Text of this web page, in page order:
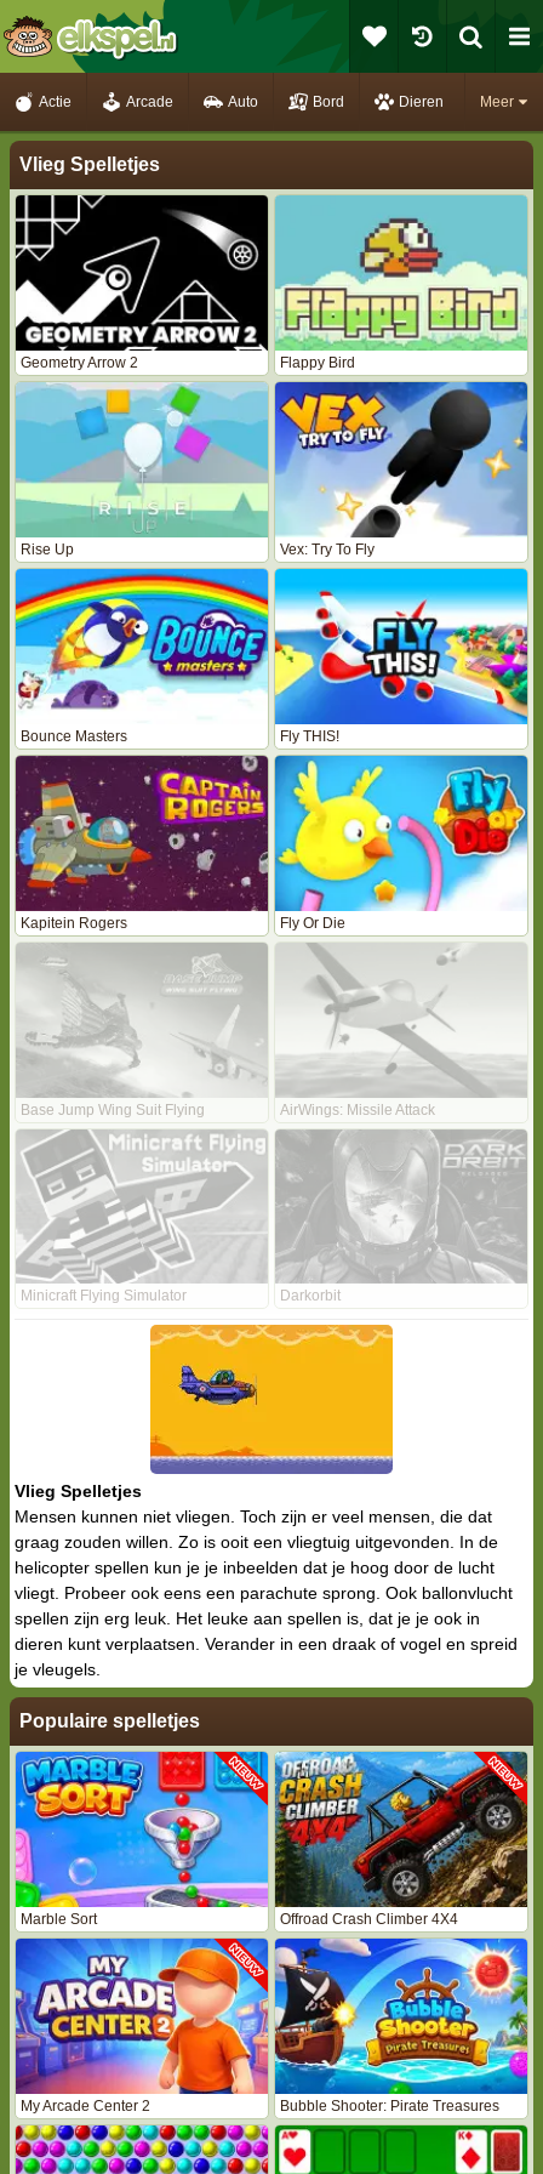
Meer
Actie Arcade Auto Bord Dieren
Vlieg Spelletjes
Geometry Arrow 2 Flappy Bird
Rise Up Vex: Try To Fly
Bounce Masters Fly THIS!
Kapitein Rogers Fly Or Die
Base Jump Wing Suit Flying AirWings: Missile Attack
Minicraft Flying Simulator Darkorbit
Vlieg Spelletjes
Mensen kunnen niet vliegen. Toch zijn er veel mensen, die dat
graag zouden willen. Zo is ooit een vliegtuig uitgevonden. In de
helicopter spellen kun je je inbeelden dat je hoog door de lucht
vliegt. Probeer ook eens een parachute sprong. Ook ballonvlucht
spellen zijn erg leuk. Het leuke aan spellen is, dat je je ook in
dieren kunt verplaatsen. Verander in een draak of vogel en spreid
je vleugels.
Populaire spelletjes
Marble Sort Offroad Crash Climber 4X4
My Arcade Center 2 Bubble Shooter: Pirate Treasures